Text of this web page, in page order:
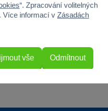
39
13.5
“. Zpracování volitelných
. Více informací v Zásadách
Odmítnout
vše